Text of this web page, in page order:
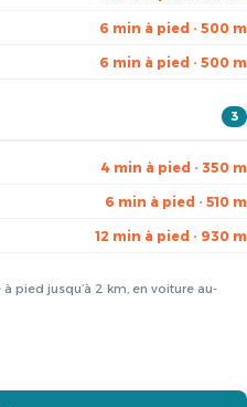
6 min à pied · 500 m
6 min à pied · 500 m
3
4 min à pied · 350 m
6 min à pied · 510 m
12 min à pied · 930 m
pied jusqu’à 2 km, en voiture au-